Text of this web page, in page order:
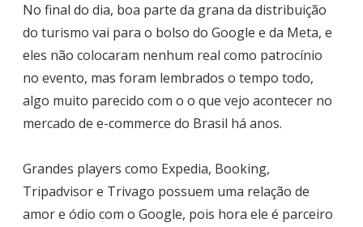
No final do dia, boa parte da grana da distribuição
do turismo vai para o bolso do Google e da Meta, e
eles não colocaram nenhum real como patrocínio
no evento, mas foram lembrados o tempo todo,
algo muito parecido com o o que vejo acontecer no
mercado de e-commerce do Brasil há anos.
Grandes players como Expedia, Booking,
Tripadvisor e Trivago possuem uma relação de
amor e ódio com o Google, pois hora ele é parceiro